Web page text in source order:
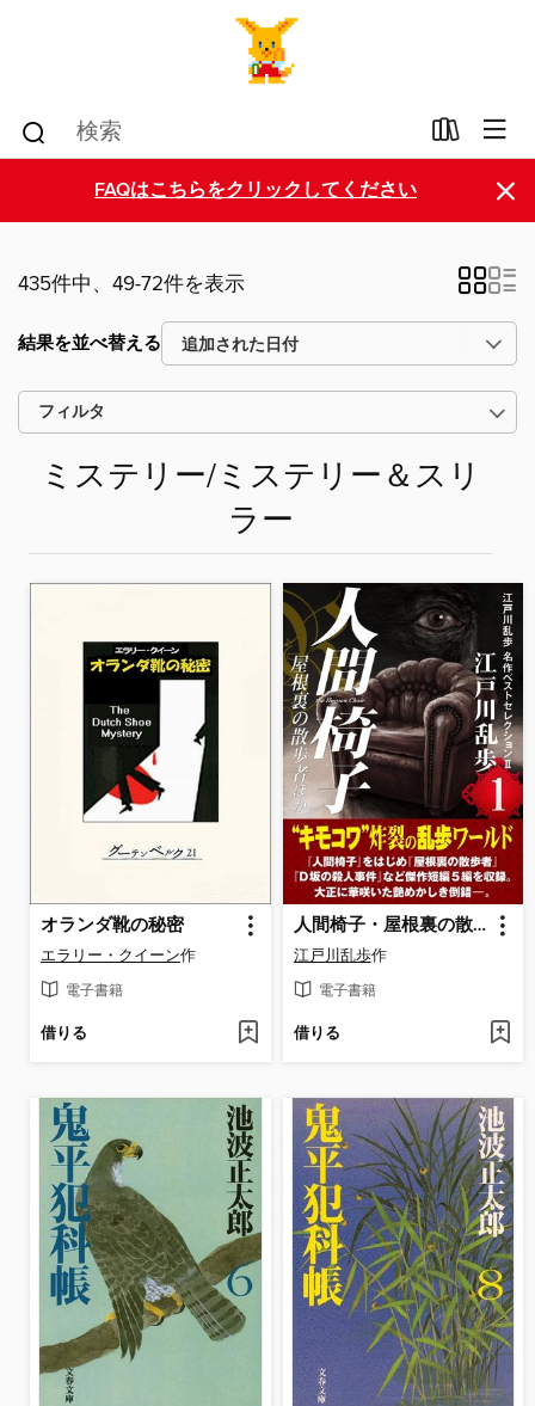
FAQはこちらをクリックしてください ×
435件中、49-72件を表示
結果を並べ替える
フィルタ
ミステリー/ミステリー＆スリ
ラー
オランダ靴の秘密
エラリー・クイーン作
電子書籍
借りる
人間椅子・屋根裏の散歩者ほか 江戸川乱歩 名作ベストセレクションII １
江戸川乱歩作
電子書籍
借りる